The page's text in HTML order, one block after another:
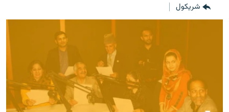
ورتللنړۍ
اونیزې خپرونې
د کډوالۍ بحران
'کووېډ-۱۹'
اړیکه
شريکول